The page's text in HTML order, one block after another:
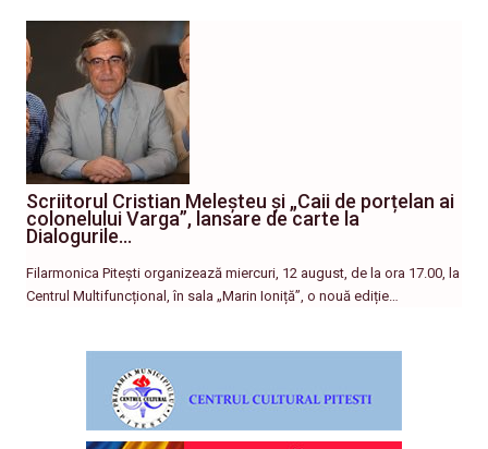
Scriitorul Cristian Meleșteu și „Caii de porțelan ai
colonelului Varga”, lansare de carte la
Dialogurile…
Filarmonica Pitești organizează miercuri, 12 august, de la ora 17.00, la
Centrul Multifuncțional, în sala „Marin Ioniță”, o nouă ediție…